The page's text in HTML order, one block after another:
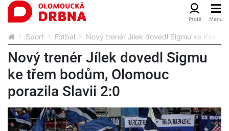
Sport Fotbal Nový trenér Jílek dovedl Sigmu ke třem
Nový trenér Jílek dovedl Sigmu
ke třem bodům, Olomouc
porazila Slavii 2:0